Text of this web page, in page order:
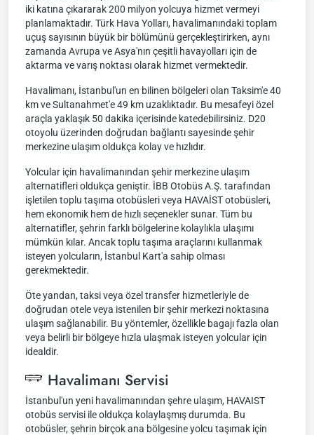
iki katına çıkararak 200 milyon yolcuya hizmet vermeyi
planlamaktadır. Türk Hava Yolları, havalimanındaki toplam
uçuş sayısının büyük bir bölümünü gerçekleştirirken, aynı
zamanda Avrupa ve Asya'nın çeşitli havayolları için de
aktarma ve varış noktası olarak hizmet vermektedir.
Havalimanı, İstanbul'un en bilinen bölgeleri olan Taksim'e 40
km ve Sultanahmet'e 49 km uzaklıktadır. Bu mesafeyi özel
araçla yaklaşık 50 dakika içerisinde katedebilirsiniz. D20
otoyolu üzerinden doğrudan bağlantı sayesinde şehir
merkezine ulaşım oldukça kolay ve hızlıdır.
Yolcular için havalimanından şehir merkezine ulaşım
alternatifleri oldukça geniştir. İBB Otobüs A.Ş. tarafından
işletilen toplu taşıma otobüsleri veya HAVAİST otobüsleri,
hem ekonomik hem de hızlı seçenekler sunar. Tüm bu
alternatifler, şehrin farklı bölgelerine kolaylıkla ulaşımı
mümkün kılar. Ancak toplu taşıma araçlarını kullanmak
isteyen yolcuların, İstanbul Kart'a sahip olması
gerekmektedir.
Öte yandan, taksi veya özel transfer hizmetleriyle de
doğrudan otele veya istenilen bir şehir merkezi noktasına
ulaşım sağlanabilir. Bu yöntemler, özellikle bagajı fazla olan
veya belirli bir bölgeye hızla ulaşmak isteyen yolcular için
idealdir.
Havalimanı Servisi
İstanbul'un yeni havalimanından şehre ulaşım, HAVAIST
otobüs servisi ile oldukça kolaylaşmış durumda. Bu
otobüsler, şehrin birçok ana bölgesine yolcu taşımak için